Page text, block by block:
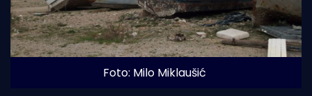
Foto: Milo Miklaušić